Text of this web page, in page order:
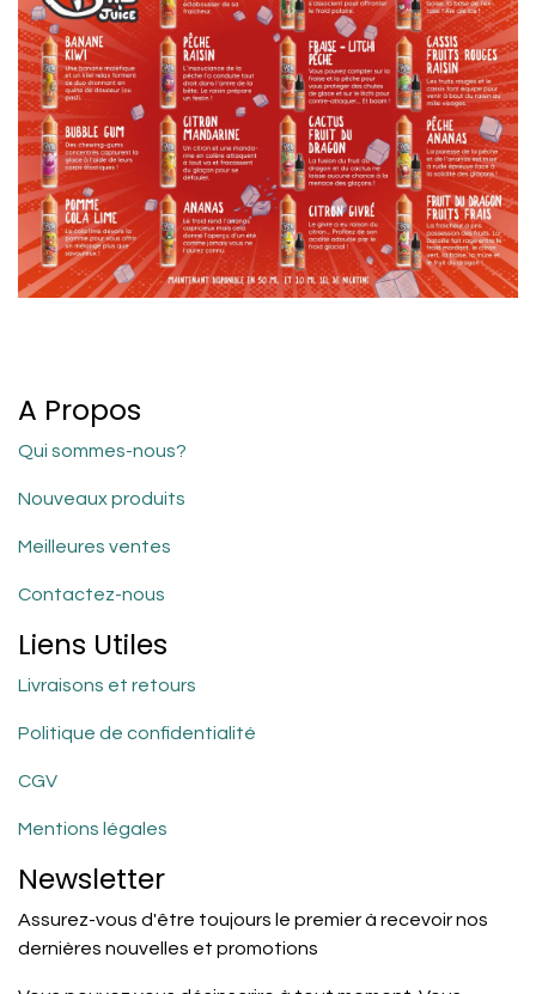
A Propos
Qui sommes-nous?
Nouveaux produits
Meilleures ventes
Contactez-nous
Liens Utiles
Livraisons et retours
Politique de confidentialité
CGV
Mentions légales
Newsletter
Assurez-vous d'être toujours le premier à recevoir nos
dernières nouvelles et promotions